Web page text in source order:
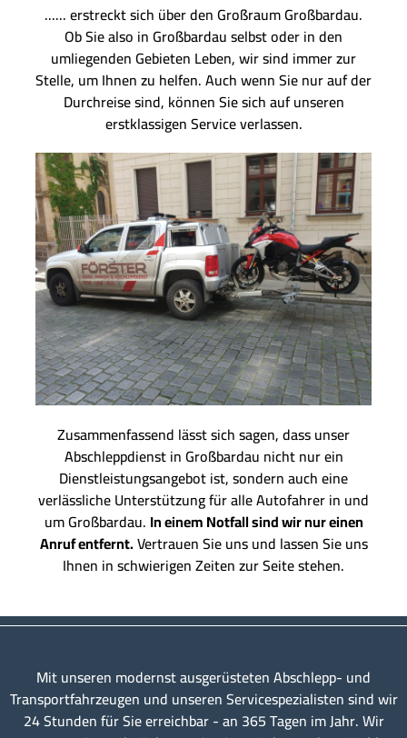
...... erstreckt sich über den Großraum Großbardau.
Ob Sie also in Großbardau selbst oder in den
umliegenden Gebieten Leben, wir sind immer zur
Stelle, um Ihnen zu helfen. Auch wenn Sie nur auf der
Durchreise sind, können Sie sich auf unseren
erstklassigen Service verlassen.
Zusammenfassend lässt sich sagen, dass unser
Abschleppdienst in Großbardau nicht nur ein
Dienstleistungsangebot ist, sondern auch eine
verlässliche Unterstützung für alle Autofahrer in und
um Großbardau. In einem Notfall sind wir nur einen
Anruf entfernt.Vertrauen Sie uns und lassen Sie uns
Ihnen in schwierigen Zeiten zur Seite stehen.
Mit unseren modernst ausgerüsteten Abschlepp- und
Transportfahrzeugen und unseren Servicespezialisten sind wir
24 Stunden für Sie erreichbar - an 365 Tagen im Jahr. Wir